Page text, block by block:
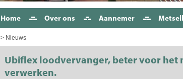
Home Over ons Aannemer
> Nieuws
Ubiflex loodvervanger, beter voor het
verwerken.